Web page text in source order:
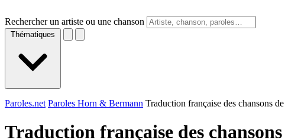
Rechercher un artiste ou une chanson
Thématiques
Paroles.net Paroles Horn & Bermann Traduction française des chansons
Traduction française des